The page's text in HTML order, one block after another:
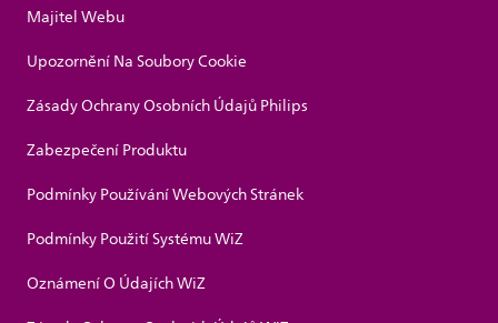
Majitel Webu
Upozornění Na Soubory Cookie
Zásady Ochrany Osobních Údajů Philips
Zabezpečení Produktu
Podmínky Používání Webových Stránek
Podmínky Použití Systému WiZ
Oznámení O Údajích WiZ